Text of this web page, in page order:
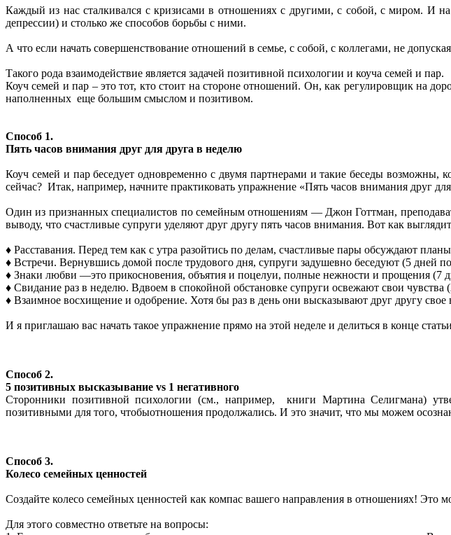
Каждый из нас сталкивался с кризисами в отношениях с другими, с собой, с миром. И
депрессии) и столько же способов борьбы с ними.
А что если начать совершенствование отношений в семье, с собой, с коллегами, не
Такого рода взаимодействие является задачей позитивной психологии и коуча семей и пар.
Коуч семей и пар – это тот, кто стоит на стороне отношений. Он, как регулировщик на
наполненных еще большим смыслом и позитивом.
Способ 1.
Пять часов внимания друг для друга в неделю
Коуч семей и пар беседует одновременно с двумя партнерами и такие беседы возможны,
сейчас? Итак, например, начните практиковать упражнение «Пять часов внимания друг
Один из признанных специалистов по семейным отношениям — Джон Готтман,
выводу, что счастливые супруги уделяют друг другу пять часов внимания. Вот как
♦ Расставания. Перед тем как с утра разойтись по делам, счастливые пары обсуждают
♦ Встречи. Вернувшись домой после трудового дня, супруги задушевно беседуют (5 дней
♦ Знаки любви —это прикосновения, объятия и поцелуи, полные нежности и прощения (7
♦ Свидание раз в неделю. Вдвоем в спокойной обстановке супруги освежают свои чувства
♦ Взаимное восхищение и одобрение. Хотя бы раз в день они высказывают друг другу
И я приглашаю вас начать такое упражнение прямо на этой неделе и делиться в конце
Способ 2.
5 позитивных высказывание vs 1 негативного
Сторонники позитивной психологии (см., например, книги Мартина Селигмана)
позитивными для того, чтобыотношения продолжались. И это значит, что мы можем
Способ 3.
Колесо семейных ценностей
Создайте колесо семейных ценностей как компас вашего направления в отношениях! Это
Для этого совместно ответьте на вопросы: